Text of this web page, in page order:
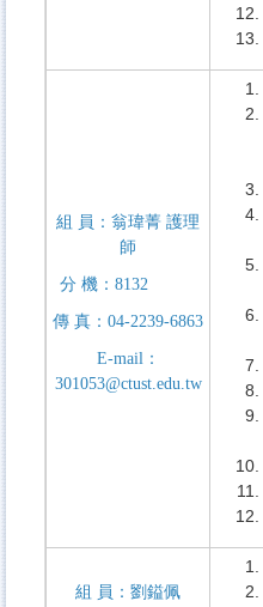
組 員：翁瑋菁 護理
師
分 機： 8132
傳 真： 04-2239-6863
E-mail：
301053@ctust.edu.tw
組 員：劉鎰佩